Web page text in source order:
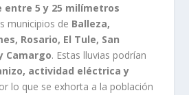
entre 5 y 25 milímetros
municipios de Balleza,
Rosario, El Tule, San
Camargo. Estas lluvias podrían
actividad eléctrica y
lo que se exhorta a la población